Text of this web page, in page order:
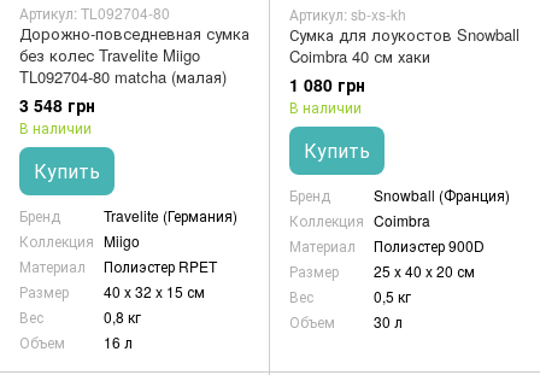
Артикул: TL092704-80
Дорожно-повседневная сумка
без колес Travelite Miigo
TL092704-80 matcha (малая)
3 548 грн
В наличии
Купить
Бренд
Travelite (Германия)
Коллекция Miigo
Материал
Полиэстер RPET
Размер
40 x 32 x 15 см
Вес
0,8 кг
Объем
16 л
Артикул: sb-xs-kh
Сумка для лоукостов Snowball
Coimbra 40 см хаки
1 080 грн
В наличии
Купить
Бренд
Snowball (Франция)
Коллекция Coimbra
Материал
Полиэстер 900D
Размер
25 x 40 x 20 см
Вес
0,5 кг
Объем
30 л